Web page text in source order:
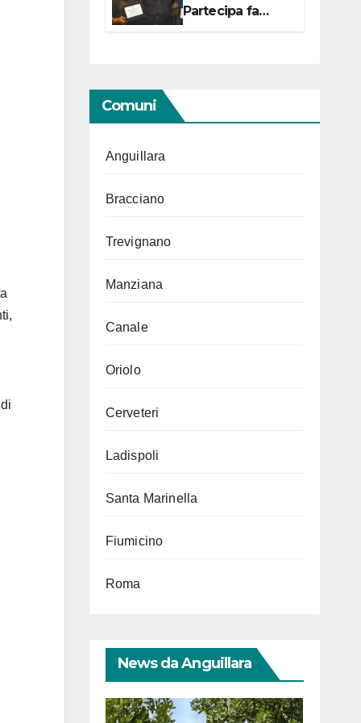
Partecipa fa
centro con due
Comuni
Anguillara
Bracciano
Trevignano
Manziana
Canale
Oriolo
Cerveteri
Ladispoli
Santa Marinella
Fiumicino
Roma
News da Anguillara